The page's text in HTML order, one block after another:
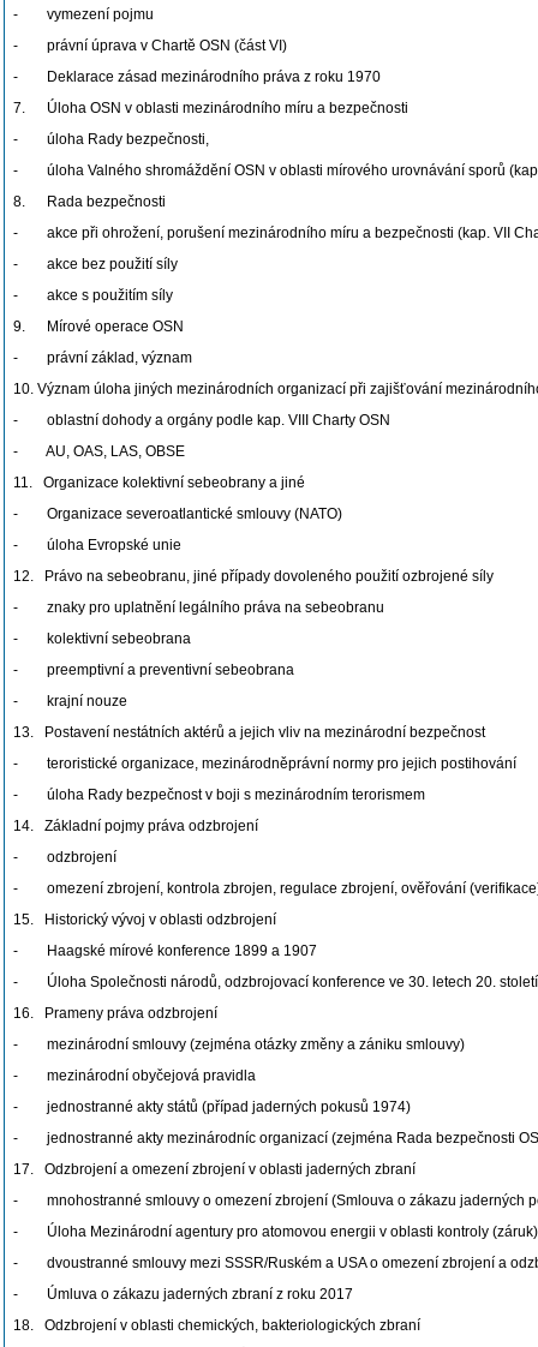
- vymezení pojmu
- právní úprava v Chartě OSN (část VI)
- Deklarace zásad mezinárodního práva z roku 1970
7. Úloha OSN v oblasti mezinárodního míru a bezpečnosti
- úloha Rady bezpečnosti,
- úloha Valného shromáždění OSN v oblasti mírového urovnávání sporů
8. Rada bezpečnosti
- akce při ohrožení, porušení mezinárodního míru a bezpečnosti (kap. VII
- akce bez použití síly
- akce s použitím síly
9. Mírové operace OSN
- právní základ, význam
10. Význam úloha jiných mezinárodních organizací při zajišťování
- oblastní dohody a orgány podle kap. VIII Charty OSN
- AU, OAS, LAS, OBSE
11. Organizace kolektivní sebeobrany a jiné
- Organizace severoatlantické smlouvy (NATO)
- úloha Evropské unie
12. Právo na sebeobranu, jiné případy dovoleného použití ozbrojené síly
- znaky pro uplatnění legálního práva na sebeobranu
- kolektivní sebeobrana
- preemptivní a preventivní sebeobrana
- krajní nouze
13. Postavení nestátních aktérů a jejich vliv na mezinárodní bezpečnost
- teroristické organizace, mezinárodněprávní normy pro jejich postihování
- úloha Rady bezpečnost v boji s mezinárodním terorismem
14. Základní pojmy práva odzbrojení
- odzbrojení
- omezení zbrojení, kontrola zbrojen, regulace zbrojení, ověřování
15. Historický vývoj v oblasti odzbrojení
- Haagské mírové konference 1899 a 1907
- Úloha Společnosti národů, odzbrojovací konference ve 30. letech 20. století
16. Prameny práva odzbrojení
- mezinárodní smlouvy (zejména otázky změny a zániku smlouvy)
- mezinárodní obyčejová pravidla
- jednostranné akty států (případ jaderných pokusů 1974)
- jednostranné akty mezinárodníc organizací (zejména Rada bezpečnosti
17. Odzbrojení a omezení zbrojení v oblasti jaderných zbraní
- mnohostranné smlouvy o omezení zbrojení (Smlouva o zákazu jaderných
- Úloha Mezinárodní agentury pro atomovou energii v oblasti kontroly (záruk)
- dvoustranné smlouvy mezi SSSR/Ruském a USA o omezení zbrojení a
- Úmluva o zákazu jaderných zbraní z roku 2017
18. Odzbrojení v oblasti chemických, bakteriologických zbraní